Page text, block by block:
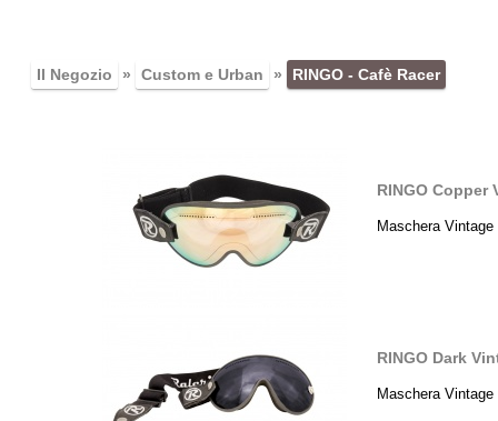
Il Negozio » Custom e Urban » RINGO - Cafè Racer
RINGO Copper
Maschera
RINGO Dark
Maschera